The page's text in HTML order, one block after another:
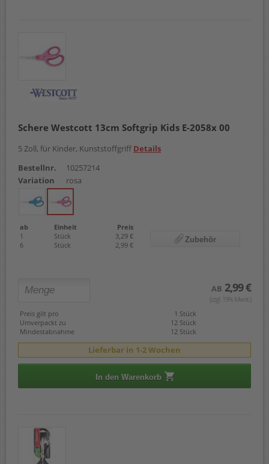
Schere Westcott 13cm Softgrip Kids E-2058x 00
5 Zoll, für Kinder, Kunststoffgriff Details
Bestellnr.
10257214
Variation
rosa
ab Einheit
Preis
1
Stück
3,29 €
6
Stück 2,99 €
Zubehör
AB 2,99 €
(zzgl. 19% Mwst.)
Preis gilt pro
1 Stück
Umverpackt zu
12 Stück
Mindestabnahme
12 Stück
Lieferbar in 1-2 Wochen
In den Warenkorb